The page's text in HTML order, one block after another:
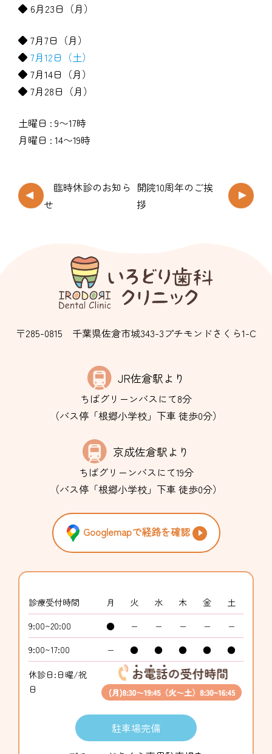
◆ 6月23日（月）
◆ 7月7日（月）
◆ 7月12日（土）
◆ 7月14日（月）
◆ 7月28日（月）
土曜日 : 9〜17時
月曜日 : 14〜19時
臨時休診のお知ら
せ
開院10周年のご挨
拶
〒285-0815 千葉県佐倉市城343-3プチモンドさくら1-C
JR佐倉駅より
ちばグリーンバスにて8分
（バス停「根郷小学校」下車 徒歩0分）
京成佐倉駅より
ちばグリーンバスにて19分
（バス停「根郷小学校」下車 徒歩0分）
Googlemapで経路を確認
診療受付時間 月 火 水 木 金
土
9:00~20:00
● − − − −
−
9:00~17:00
− ● ● ● ● ●
休診日:日曜/祝
日
駐車場完備